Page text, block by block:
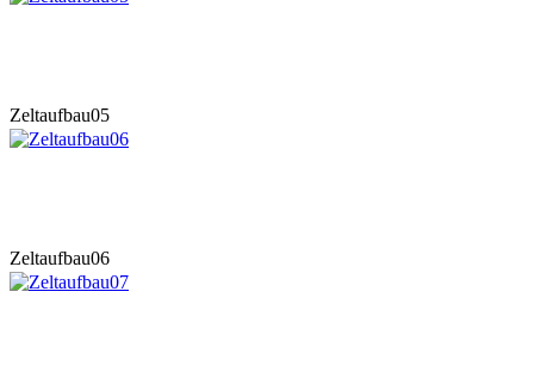
Zeltaufbau05
Zeltaufbau06